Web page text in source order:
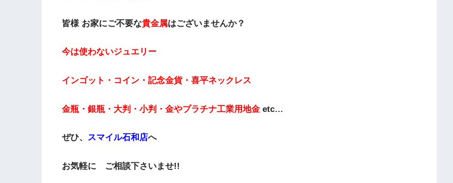
皆様 お家にご不要な貴金属はございませんか？
今は使わないジュエリー
インゴット・コイン・記念金貨・喜平ネックレス
金瓶・銀瓶・大判・小判・金やプラチナ工業用地金 etc…
ぜひ、 スマイル石和店へ
お気軽に ご相談下さいませ!!